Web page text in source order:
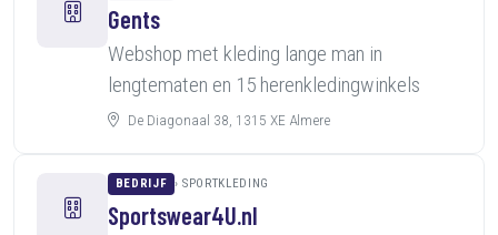
Gents
Webshop met kleding lange man in
lengtematen en 15 herenkledingwinkels
De Diagonaal 38, 1315 XE Almere
BEDRIJF SPORTKLEDING
Sportswear4U.nl